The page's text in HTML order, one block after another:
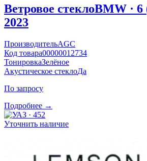
Ветровое стеклоBMW · 6
2023
ПроизводительAGC
Код товара00000012734
ТонировкаЗелёное
Акустическое стеклоДа
По запросу
Подробнее →
Уточнить наличие